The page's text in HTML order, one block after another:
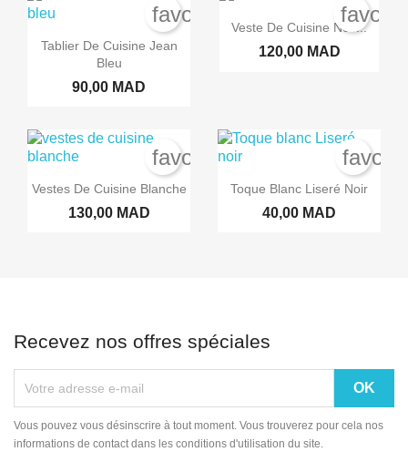
Tablier De Cuisine Jean
Bleu
90,00 MAD
favorite_border
Veste De Cuisine Noir...
120,00 MAD
Vestes De Cuisine Blanche
130,00 MAD
favorite_border
Toque Blanc Liseré Noir
40,00 MAD
Recevez nos offres spéciales
Vous pouvez vous désinscrire à tout moment. Vous trouverez pour cela nos
informations de contact dans les conditions d'utilisation du site.